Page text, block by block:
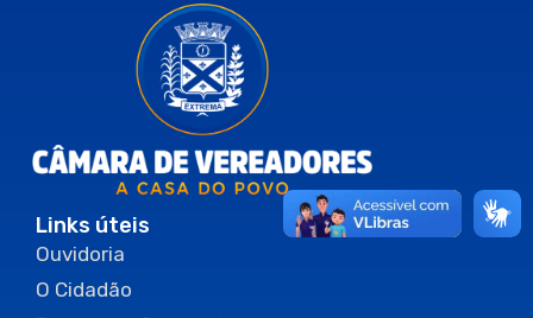
Links úteis
Ouvidoria
O Cidadão